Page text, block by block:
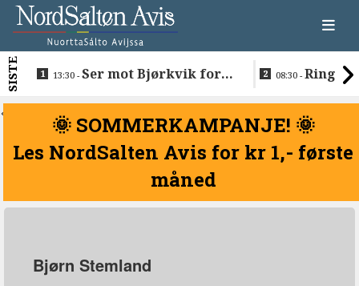
SISTE 13:30 -Ser mot Bjørkvik for
08:30 -Ringen
<
🌞 SOMMERKAMPANJE! 🌞
Les NordSalten Avis for kr 1,- første
måned
Bjørn Stemland